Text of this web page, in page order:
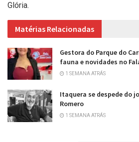
Glória.
Matérias Relacionadas
Gestora do Parque do
fauna e novidades no
1 SEMANA ATRÁS
Itaquera se despede do
Romero
1 SEMANA ATRÁS